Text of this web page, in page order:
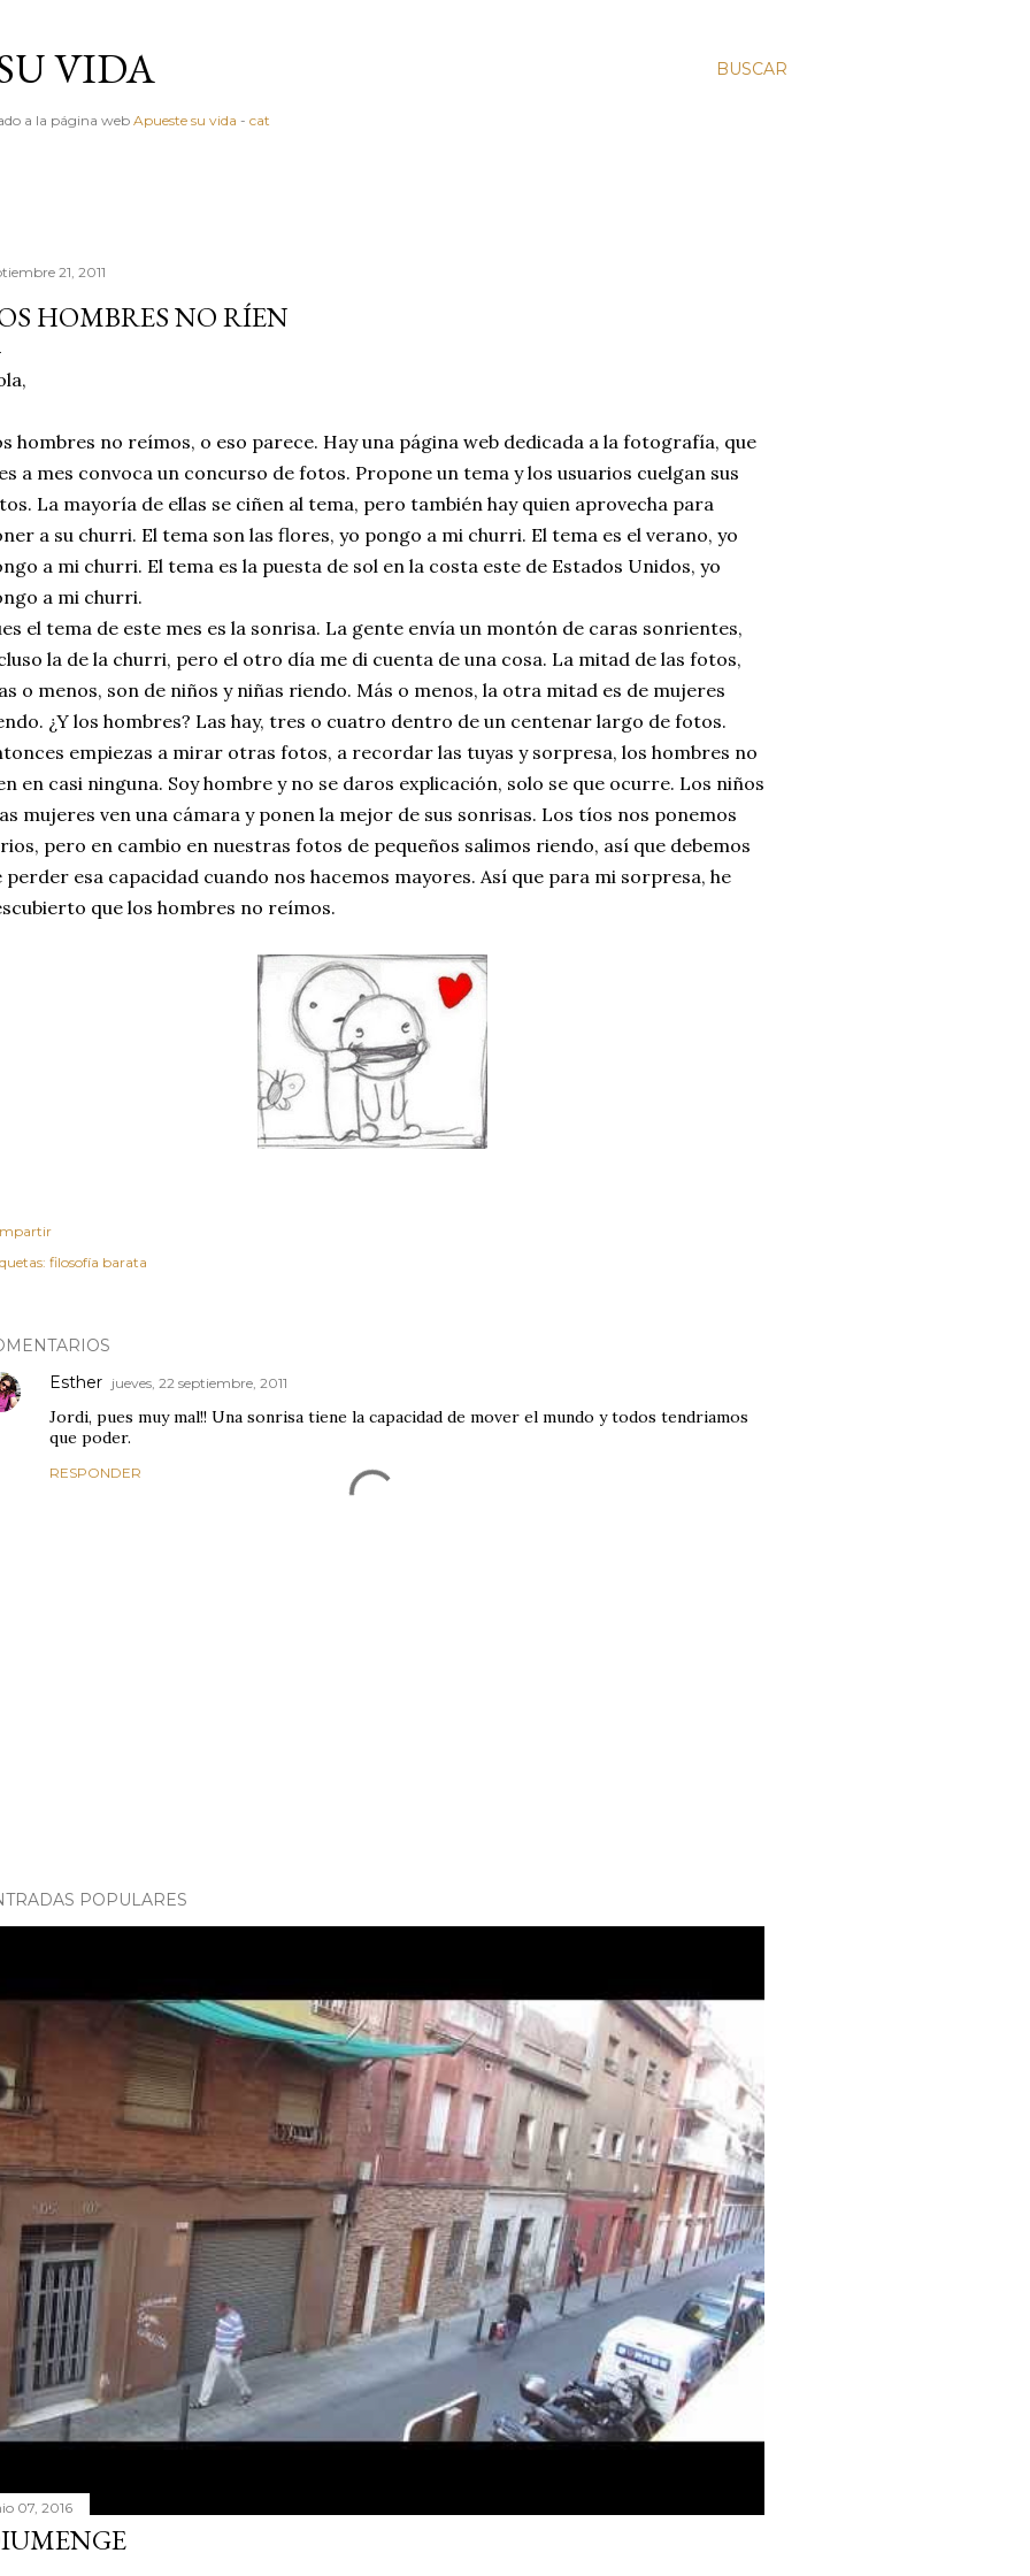
BUSCAR
VIDA
a la página webApueste su vida - cat
21, 2011
HOMBRES NO RÍEN
hombres no reímos, o eso parece. Hay una página web dedicada a la fotografía, que
a mes convoca un concurso de fotos. Propone un tema y los usuarios cuelgan sus
La mayoría de ellas se ciñen al tema, pero también hay quien aprovecha para
a su churri. El tema son las flores, yo pongo a mi churri. El tema es el verano, yo
a mi churri. El tema es la puesta de sol en la costa este de Estados Unidos, yo
a mi churri.
el tema de este mes es la sonrisa. La gente envía un montón de caras sonrientes,
la de la churri, pero el otro día me di cuenta de una cosa. La mitad de las fotos,
o menos, son de niños y niñas riendo. Más o menos, la otra mitad es de mujeres
¿Y los hombres? Las hay, tres o cuatro dentro de un centenar largo de fotos.
empiezas a mirar otras fotos, a recordar las tuyas y sorpresa, los hombres no
en casi ninguna. Soy hombre y no se daros explicación, solo se que ocurre. Los niños
mujeres ven una cámara y ponen la mejor de sus sonrisas. Los tíos nos ponemos
pero en cambio en nuestras fotos de pequeños salimos riendo, así que debemos
perder esa capacidad cuando nos hacemos mayores. Así que para mi sorpresa, he
que los hombres no reímos.
filosofía barata
Esther jueves, 22 septiembre, 2011
Jordi, pues muy mal!! Una sonrisa tiene la capacidad de mover el mundo y todos tendriamos
que poder.
RESPONDER
POPULARES
07, 2016